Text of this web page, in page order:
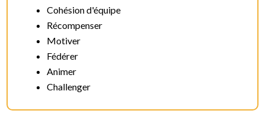
Cohésion d'équipe
Récompenser
Motiver
Fédérer
Animer
Challenger